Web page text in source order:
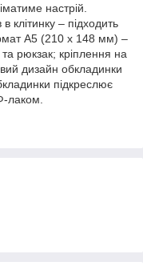
настрій.
клітинку – підходить
А5 (210 х 148 мм) –
рюкзак; кріплення на
дизайн обкладинки
підкреслює
лаком.